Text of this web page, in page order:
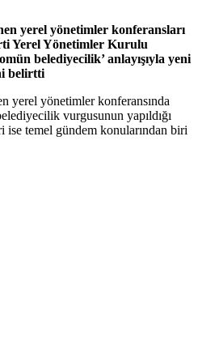
yerel yönetimler konferansları
Yerel Yönetimler Kurulu
belediyecilik’ anlayışıyla yeni
belirtti
yerel yönetimler konferansında
vurgusunun yapıldığı
ise temel gündem konularından biri